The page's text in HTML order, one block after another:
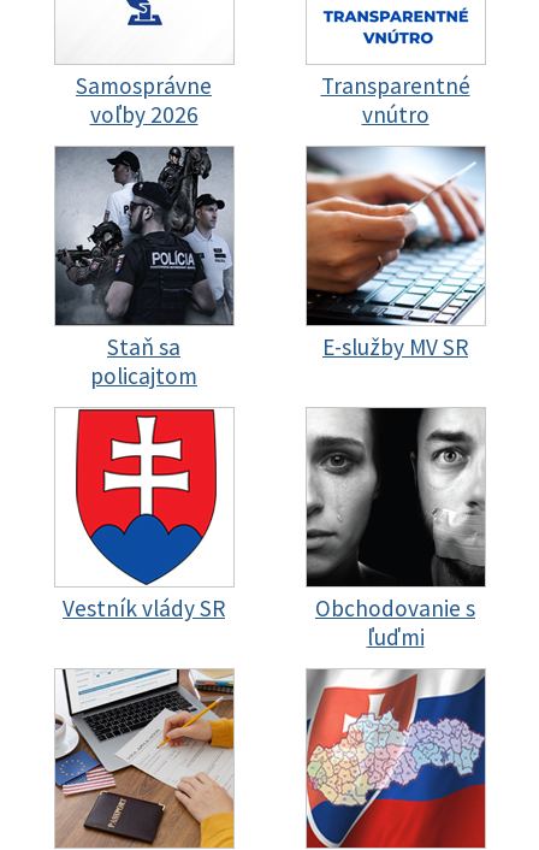
Samosprávne
voľby 2026
Transparentné
vnútro
Staň sa
policajtom
E-služby MV SR
Vestník vlády SR
Obchodovanie s
ľuďmi